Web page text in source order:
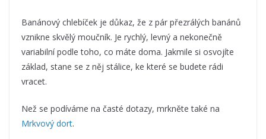
Banánový chlebíček je důkaz, že z pár přezrálých banánů
vznikne skvělý moučník. Je rychlý, levný a nekonečně
variabilní podle toho, co máte doma. Jakmile si osvojíte
základ, stane se z něj stálice, ke které se budete rádi
vracet.
Než se podíváme na časté dotazy, mrkněte také na
Mrkvový dort.